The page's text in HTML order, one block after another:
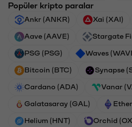
Popüler kripto paralar
Ankr (ANKR) Xai (XAI)
Aave (AAVE) Stargate
PSG (PSG) Waves
Bitcoin (BTC) Synapse
Cardano (ADA) Vanar
Galatasaray (GAL)
Helium (HNT) Orchid